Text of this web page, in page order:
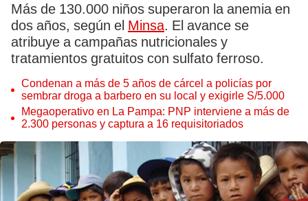
Más de 130.000 niños superaron la anemia en
dos años, según el Minsa. El avance se
atribuye a campañas nutricionales y
tratamientos gratuitos con sulfato ferroso.
Condenan a más de 5 años de cárcel a policías por
sembrar droga a barbero en su local y exigirle S/5.000
Megaoperativo en La Pampa: PNP interviene a más de
2.300 personas y captura a 16 requisitoriados